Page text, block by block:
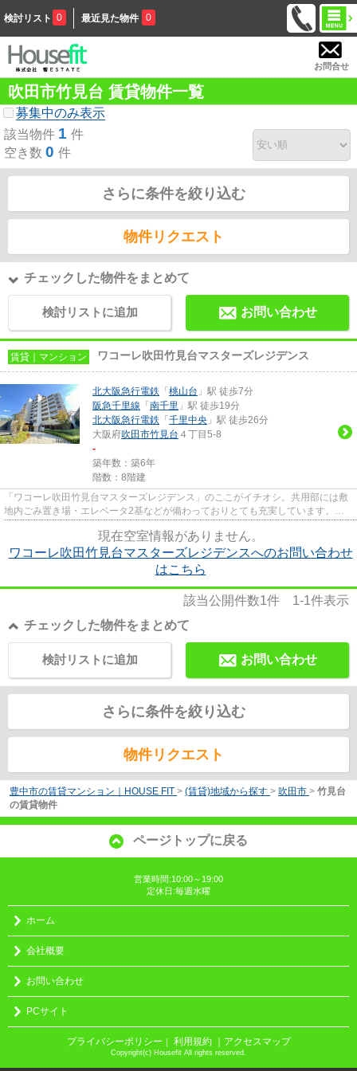
検討リスト 0 最近見た物件 0
お問合せ
吹田市竹見台 賃貸物件一覧
募集中のみ表示
該当物件 1 件
空き数 0 件
さらに条件を絞り込む
物件リクエスト
チェックした物件をまとめて
検討リストに追加 お問い合わせ
賃貸｜マンション ワコーレ吹田竹見台マスターズレジデンス
北大阪急行電鉄 「 桃山台 」駅 徒歩7分
阪急千里線 「 南千里 」駅 徒歩19分
北大阪急行電鉄 「 千里中央 」駅 徒歩26分
大阪府吹田市竹見台 ４丁目5-8
-
築年数：築6年
階数：8階建
「ワコーレ吹田竹見台マスターズレジデンス」のここがイチオシ。共用部には敷
地内ごみ置き場・エレベータ2基などが備わっておりとても充実しています。設
現在空室情報がありません。
ワコーレ吹田竹見台マスターズレジデンスへのお問い合わせ
はこちら
該当公開件数1件 1-1件表示
チェックした物件をまとめて
お問い合わせ
検討リストに追加
さらに条件を絞り込む
物件リクエスト
豊中市の賃貸マンション｜HOUSE FIT > (賃貸)地域から探す > 吹田市 > 竹見台
の賃貸物件
ページトップに戻る
営業時間:10:00～19:00
定休日:毎週水曜
ホーム
会社概要
お問い合わせ
PCサイト
プライバシーポリシー ｜ 利用規約 ｜アクセスマップ
Copyright(c) Housefit All rights reserved.